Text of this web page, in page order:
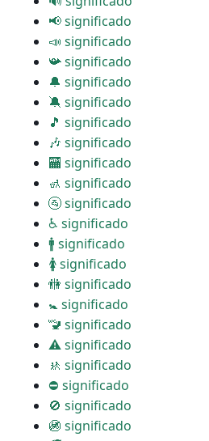
📢 significado
📣 significado
📯 significado
🔔 significado
🔕 significado
🎵 significado
🎶 significado
🏧 significado
🚮 significado
🚰 significado
♿ significado
🚹 significado
🚺 significado
🚻 significado
🚼 significado
🚾 significado
⚠ significado
🚸 significado
⛔ significado
🚫 significado
🚳 significado